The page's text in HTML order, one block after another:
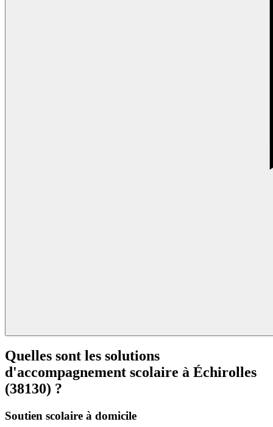
Quelles sont les solutions
d'accompagnement scolaire à Échirolles
(38130) ?
Soutien scolaire à domicile